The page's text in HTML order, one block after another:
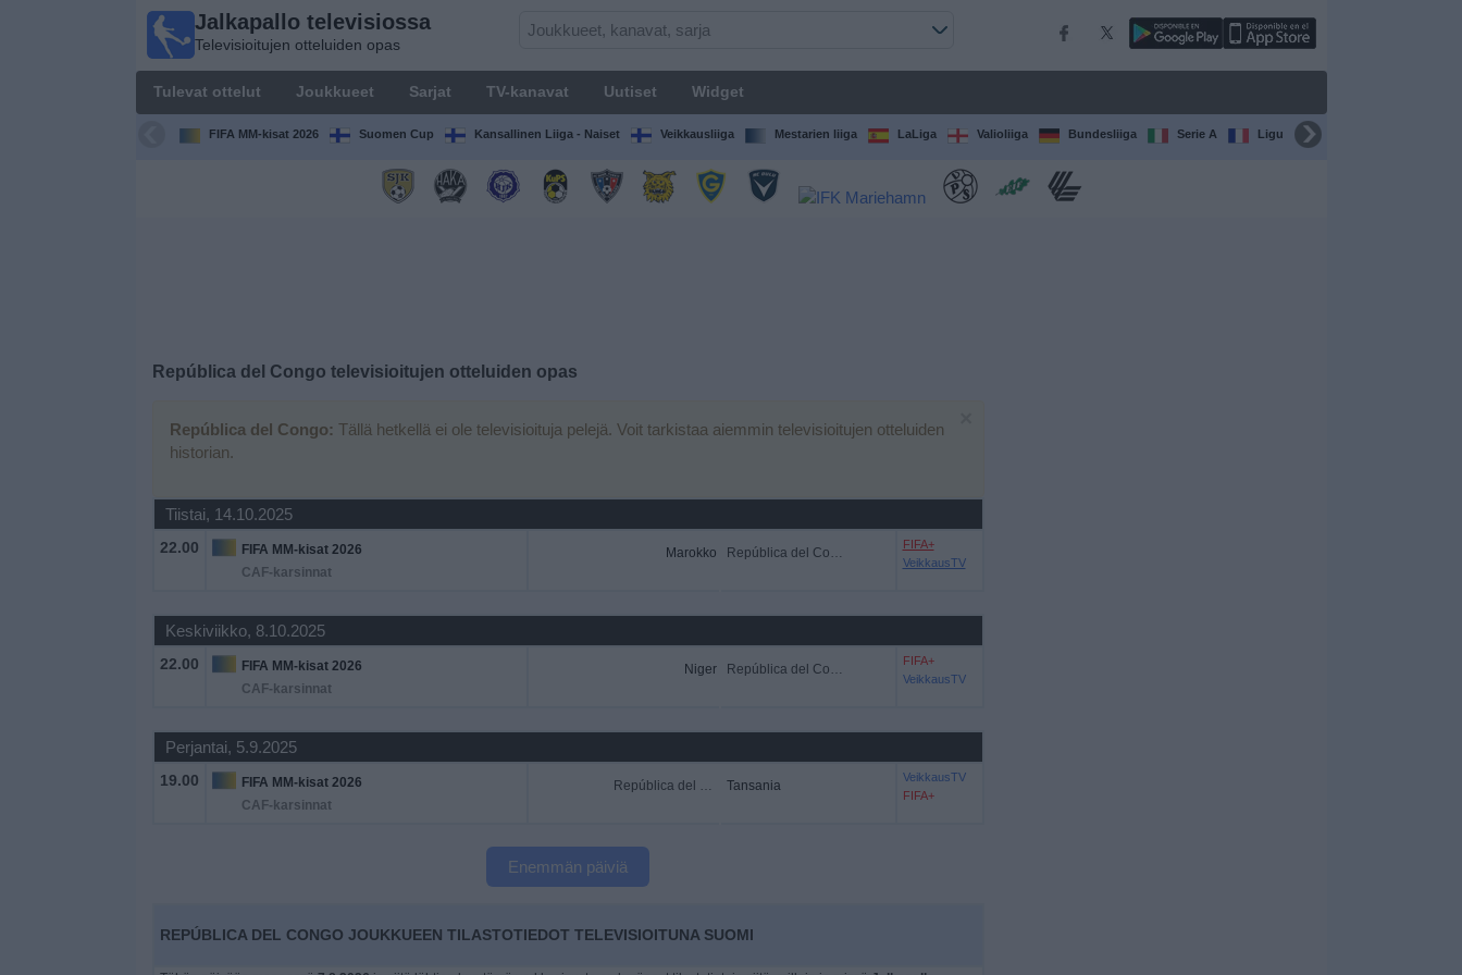
Jalkapallo televisiossa
Televisioitujen otteluiden opas
Tulevat ottelut Joukkueet Sarjat TV-kanavat Uutiset Widget
FIFA MM-kisat 2026 Suomen Cup Kansallinen Liiga - Naiset Veikkausliiga Mestarien liiga LaLiga Valioliiga Bundesliiga Serie A Ligue 1
República del Congo televisioitujen otteluiden opas
República del Congo: Tällä hetkellä ei ole televisioituja pelejä. Voit tarkistaa aiemmin televisioitujen otteluiden
historian.
Tiistai, 14.10.2025
22.00
FIFA MM-kisat 2026
CAF-karsinnat
Marokko República del Congo
FIFA+
VeikkausTV
Keskiviikko, 8.10.2025
22.00
FIFA MM-kisat 2026
CAF-karsinnat
Niger República del Congo
FIFA+
VeikkausTV
Perjantai, 5.9.2025
19.00
FIFA MM-kisat 2026
CAF-karsinnat
República del Congo Tansania
VeikkausTV
FIFA+
Enemmän päiviä
REPÚBLICA DEL CONGO JOUKKUEEN TILASTOTIEDOT TELEVISIOITUNA SUOMI
Jalkapallo
televisiossa
Televisioitujen
otteluiden opas